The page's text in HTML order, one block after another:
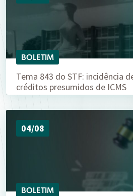
BOLETIM
Tema 843 do STF: incidência
créditos presumidos de ICMS
04/08
BOLETIM